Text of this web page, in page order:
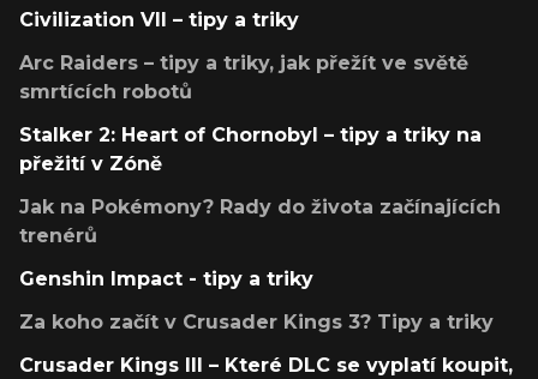
Civilization VII – tipy a triky
Arc Raiders – tipy a triky, jak přežít ve světě
smrtících robotů
Stalker 2: Heart of Chornobyl – tipy a triky na
přežití v Zóně
Jak na Pokémony? Rady do života začínajících
trenérů
Genshin Impact - tipy a triky
Za koho začít v Crusader Kings 3? Tipy a triky
Crusader Kings III – Které DLC se vyplatí koupit,